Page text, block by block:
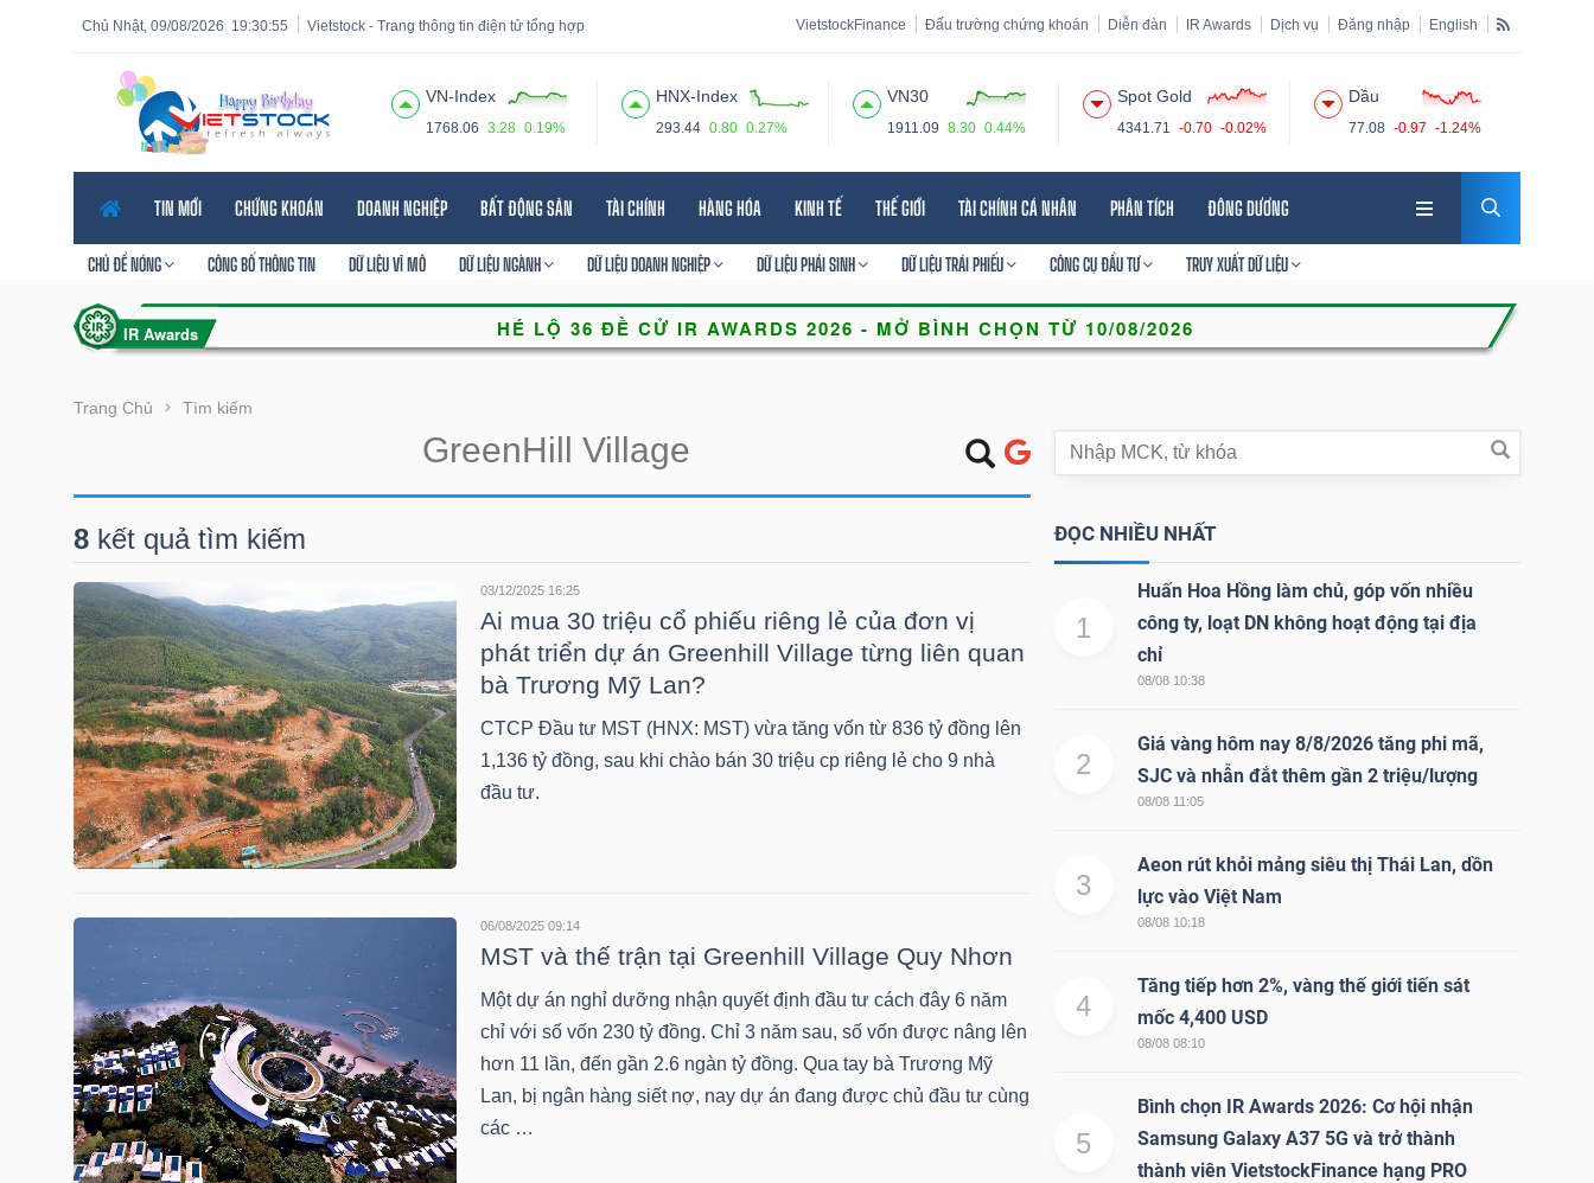
19:30:56
Chủ Nhật, 09/08/2026 Vietstock - Trang thông tin điện tử tổng hợp VietstockFinance Đấu trường chứng khoán Diễn đàn IR Awards Dịch vụ Đăng nhập English
VN-Index
1768.06 3.28 0.19%
HNX-Index
293.44 0.80 0.27%
VN30
1911.09 8.30 0.44%
Spot Gold
4341.71 -0.70 -0.02%
Dầu
77.08 -0.97 -1.24%
TIN MỚI CHỨNG KHOÁN DOANH NGHIỆP BẤT ĐỘNG SẢN TÀI CHÍNH HÀNG HÓA KINH TẾ THẾ GIỚI TÀI CHÍNH CÁ NHÂN PHÂN TÍCH ĐÔNG DƯƠNG
CHỦ ĐỀ NÓNG CÔNG BỐ THÔNG TIN DỮ LIỆU VĨ MÔ DỮ LIỆU NGÀNH DỮ LIỆU DOANH NGHIỆP DỮ LIỆU PHÁI SINH DỮ LIỆU TRÁI PHIẾU CÔNG CỤ ĐẦU TƯ TRUY XUẤT DỮ LIỆU
Trang Chủ Tìm kiếm
8 kết quả tìm kiếm
03/12/2025 16:25
Ai mua 30 triệu cổ phiếu riêng lẻ của đơn vị
phát triển dự án Greenhill Village từng liên quan
bà Trương Mỹ Lan?
CTCP Đầu tư MST (HNX: MST) vừa tăng vốn từ 836 tỷ đồng lên
1,136 tỷ đồng, sau khi chào bán 30 triệu cp riêng lẻ cho 9 nhà
đầu tư.
06/08/2025 09:14
MST và thế trận tại Greenhill Village Quy Nhơn
Một dự án nghỉ dưỡng nhận quyết định đầu tư cách đây 6 năm
chỉ với số vốn 230 tỷ đồng. Chỉ 3 năm sau, số vốn được nâng lên
hơn 11 lần, đến gần 2.6 ngàn tỷ đồng. Qua tay bà Trương Mỹ
Lan, bị ngân hàng siết nợ, nay dự án đang được chủ đầu tư cùng
các …
ĐỌC NHIỀU NHẤT
1
Huấn Hoa Hồng làm chủ, góp vốn nhiều
công ty, loạt DN không hoạt động tại địa
chỉ
08/08 10:38
2
Giá vàng hôm nay 8/8/2026 tăng phi mã,
SJC và nhẫn đắt thêm gần 2 triệu/lượng
08/08 11:05
3
Aeon rút khỏi mảng siêu thị Thái Lan, dồn
lực vào Việt Nam
08/08 10:18
4
Tăng tiếp hơn 2%, vàng thế giới tiến sát
mốc 4,400 USD
08/08 08:10
5
Bình chọn IR Awards 2026: Cơ hội nhận
Samsung Galaxy A37 5G và trở thành
thành viên VietstockFinance hạng PRO
Tính năng
năng
VIETSTOCK
KHOÁN
DOANH
NGHIỆP
BẤT
ĐỘNG
SẢN
CHÍNH
HÀNG
HÓA